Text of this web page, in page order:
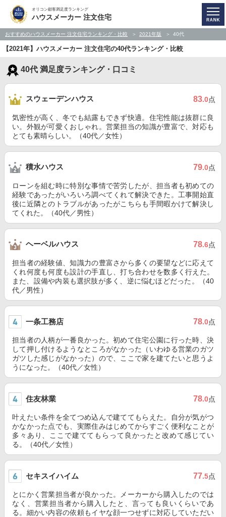
オリコン顧客満足度ランキング
ハウスメーカー 注文住宅
おすすめのハウスメーカー 注文住宅ランキング・比較 2021年版 40代
【2021年】ハウスメーカー 注文住宅の40代ランキング・比較
40代 満足度ランキング・口コミ
スウェーデンハウス 83.0点
気密性が高く、冬でも結露もできず快適。住宅性能は抜群に良
い。外観が可愛くおしゃれ。営業担当の知識が豊富で、対応も
とても素晴らしい。（40代／女性）
積水ハウス 79.0点
ローンを組む時に特別な事情で苦労したが、担当者も初めての
経験であったがいろいろ調べてくれて解決できた。工事開始直
後に近隣とのトラブルがあったがこちらも手間暇かけて解決し
てくれた。（40代／男性）
ヘーベルハウス 78.6点
担当者の経験値、知識力の豊富さから多くの要望などに応えて
くれ何度も何度も設計の手直し、打ち合わせを数多く行えた。
また、設備や内装も選択肢が多く、逆に悩むほどだった。（40
代／男性）
一条工務店 78.0点
担当者の人柄が一番良かった。初めて住宅公園に行った時、決
して押し付けるようなところがなかった（いわゆる営業のガツ
ガツした感じがなかった）ので、ここで家を建てたいと思うよ
うになった。（40代／女性）
住友林業 78.0点
叶えたい条件を全てつめ込んで建ててもらえた。自分が気がつ
かなかった点でも、実際住みはじめてからすごく便利なことが
多々あり、ここで建ててもらって良かったと改めて感じてい
る。（40代／女性）
セキスイハイム 77.5点
とにかく営業担当者が良かった。メーカーから購入したのでは
なく、営業担当者から購入したと、言っても良いくらいであ
る。細かい内容の依頼もイヤな顔一つせずに対応していただい